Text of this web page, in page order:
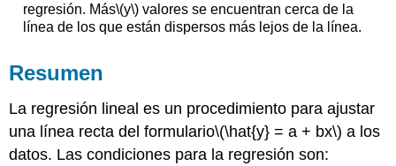
regresión. Más\(y\)valores se encuentran cerca de la
línea de los que están dispersos más lejos de la línea.
Resumen
La regresión lineal es un procedimiento para ajustar
una línea recta del formulario\(\hat{y} = a + bx\) a los
datos. Las condiciones para la regresión son: